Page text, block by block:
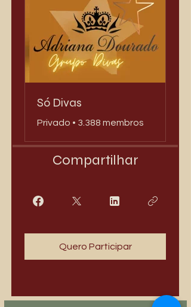
Só Divas
Privado • 3.388 membros
Compartilhar
Quero Participar